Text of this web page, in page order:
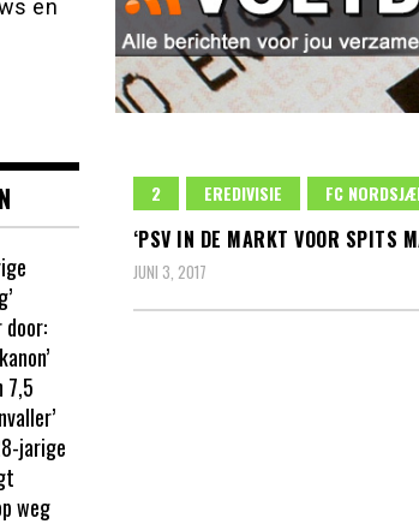
en
2 EREDIVISIE FC
‘PSV IN DE MARKT VOOR SPITS
JUNI 3, 2017
7,5
jarige
weg